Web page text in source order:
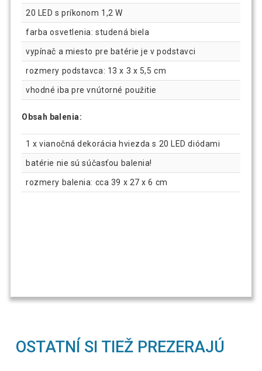
20 LED s príkonom 1,2 W
farba osvetlenia: studená biela
vypínač a miesto pre batérie je v podstavci
rozmery podstavca: 13 x 3 x 5,5 cm
vhodné iba pre vnútorné použitie
Obsah balenia:
1 x vianočná dekorácia hviezda s 20 LED diódami
batérie nie sú súčasťou balenia!
rozmery balenia: cca 39 x 27 x 6 cm
OSTATNÍ SI TIEŽ PREZERAJÚ